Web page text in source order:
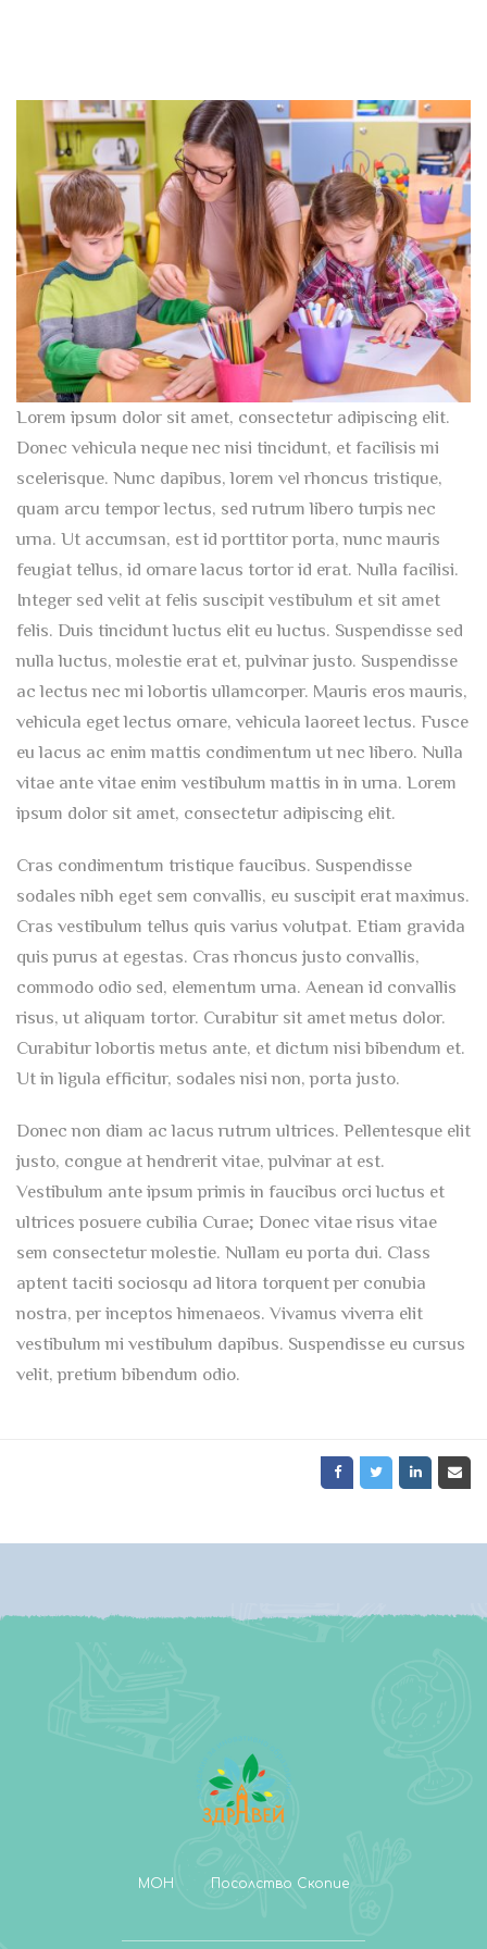
Lorem ipsum dolor sit amet, consectetur adipiscing elit.
Donec vehicula neque nec nisi tincidunt, et facilisis mi
scelerisque. Nunc dapibus, lorem vel rhoncus tristique,
quam arcu tempor lectus, sed rutrum libero turpis nec
urna. Ut accumsan, est id porttitor porta, nunc mauris
feugiat tellus, id ornare lacus tortor id erat. Nulla facilisi.
Integer sed velit at felis suscipit vestibulum et sit amet
felis. Duis tincidunt luctus elit eu luctus. Suspendisse sed
nulla luctus, molestie erat et, pulvinar justo. Suspendisse
ac lectus nec mi lobortis ullamcorper. Mauris eros mauris,
vehicula eget lectus ornare, vehicula laoreet lectus. Fusce
eu lacus ac enim mattis condimentum ut nec libero. Nulla
vitae ante vitae enim vestibulum mattis in in urna. Lorem
ipsum dolor sit amet, consectetur adipiscing elit.
Cras condimentum tristique faucibus. Suspendisse
sodales nibh eget sem convallis, eu suscipit erat maximus.
Cras vestibulum tellus quis varius volutpat. Etiam gravida
quis purus at egestas. Cras rhoncus justo convallis,
commodo odio sed, elementum urna. Aenean id convallis
risus, ut aliquam tortor. Curabitur sit amet metus dolor.
Curabitur lobortis metus ante, et dictum nisi bibendum et.
Ut in ligula efficitur, sodales nisi non, porta justo.
Donec non diam ac lacus rutrum ultrices. Pellentesque elit
justo, congue at hendrerit vitae, pulvinar at est.
Vestibulum ante ipsum primis in faucibus orci luctus et
ultrices posuere cubilia Curae; Donec vitae risus vitae
sem consectetur molestie. Nullam eu porta dui. Class
aptent taciti sociosqu ad litora torquent per conubia
nostra, per inceptos himenaeos. Vivamus viverra elit
vestibulum mi vestibulum dapibus. Suspendisse eu cursus
velit, pretium bibendum odio.
МОН Посолство Скопие